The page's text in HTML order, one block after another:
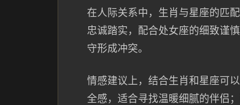
在人际关系中，生肖与星座的匹
忠诚踏实，配合处女座的细致谨
守形成冲突。
情感建议上，结合生肖和星座可
全感，适合寻找温暖细腻的伴侣